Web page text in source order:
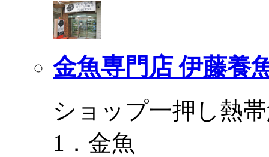
金魚専門店 伊藤養
ショップ一押し熱
1．金魚